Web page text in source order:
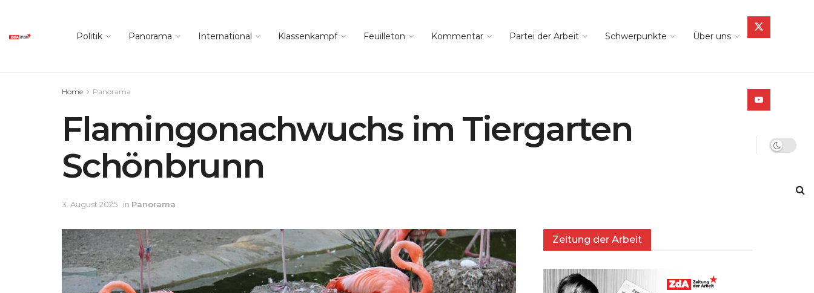
Politik Panorama International Klassenkampf Feuilleton Kommentar Partei der Arbeit Schwerpunkte Über uns
Home Panorama
Flamingonachwuchs im Tiergarten
Schönbrunn
3. August 2025 in Panorama
Zeitung der Arbeit